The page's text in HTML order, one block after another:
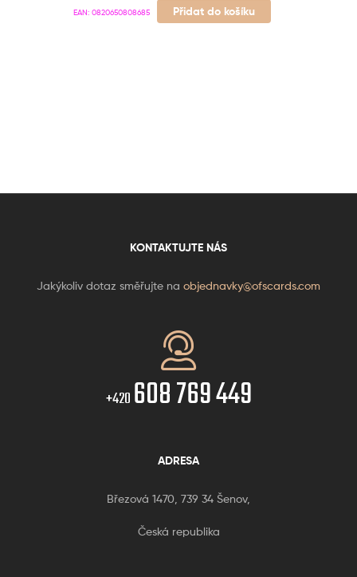
EAN: 0820650808685 Přidat do košíku
KONTAKTUJTE NÁS
Jakýkoliv dotaz směřujte na objednavky@ofscards.com
+420 608 769 449
ADRESA
Březová 1470, 739 34 Šenov,
Česká republika